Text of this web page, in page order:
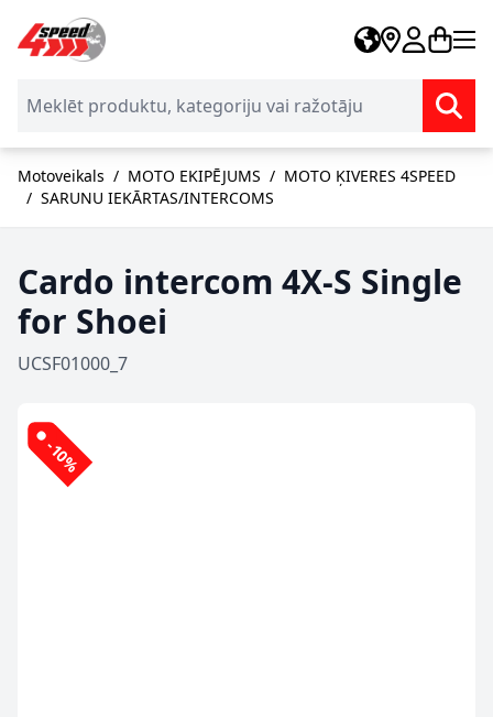
Skip to Content
Motoveikals / MOTO EKIPĒJUMS / MOTO ĶIVERES 4SPEED
/ SARUNU IEKĀRTAS/INTERCOMS
Cardo intercom 4X-S Single
for Shoei
UCSF01000_7
-10%